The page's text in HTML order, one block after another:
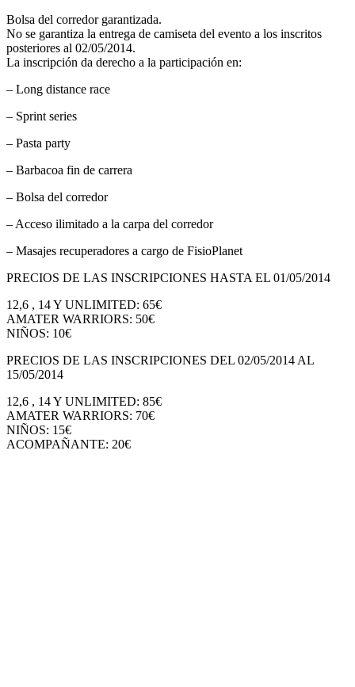
Bolsa del corredor garantizada.
No se garantiza la entrega de camiseta del evento a los inscritos
posteriores al 02/05/2014.
La inscripción da derecho a la participación en:
– Long distance race
– Sprint series
– Pasta party
– Barbacoa fin de carrera
– Bolsa del corredor
– Acceso ilimitado a la carpa del corredor
– Masajes recuperadores a cargo de FisioPlanet
PRECIOS DE LAS INSCRIPCIONES HASTA EL 01/05/2014
12,6 , 14 Y UNLIMITED: 65€
AMATER WARRIORS: 50€
NIÑOS: 10€
PRECIOS DE LAS INSCRIPCIONES DEL 02/05/2014 AL
15/05/2014
12,6 , 14 Y UNLIMITED: 85€
AMATER WARRIORS: 70€
NIÑOS: 15€
ACOMPAÑANTE: 20€